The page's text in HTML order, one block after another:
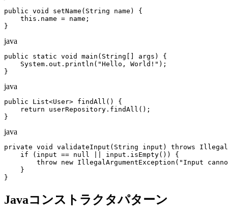
public void setName(String name) {
    this.name = name;
}
java
public static void main(String[] args) {
    System.out.println("Hello, World!");
}
java
public List<User> findAll() {
    return userRepository.findAll();
}
java
private void validateInput(String input) throws
    if (input == null || input.isEmpty()) {
throw new IllegalArgumentException("Input
    }
}
Javaコンストラクタパターン